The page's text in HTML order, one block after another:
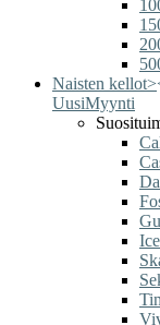
Naisten kellot>
UusiMyynti